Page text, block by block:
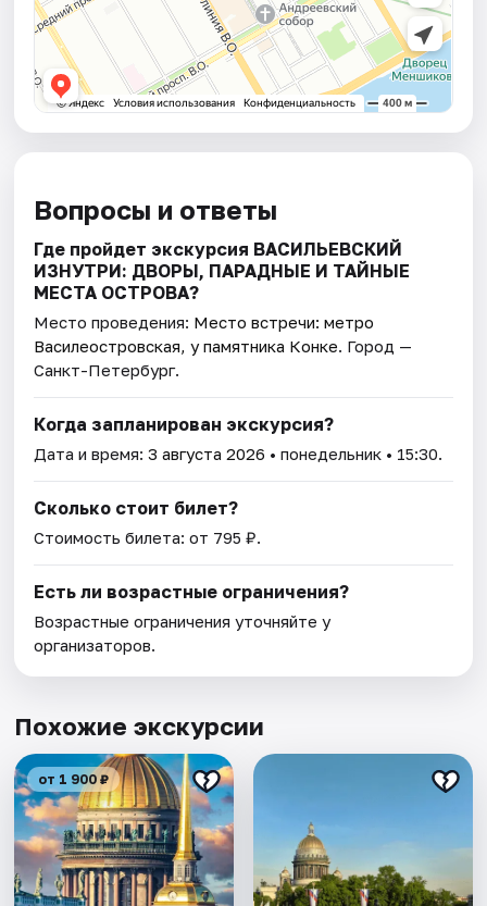
Вопросы и ответы
Где пройдет экскурсия ВАСИЛЬЕВСКИЙ
ИЗНУТРИ: ДВОРЫ, ПАРАДНЫЕ И ТАЙНЫЕ
МЕСТА ОСТРОВА?
Место проведения: Место встречи: метро
Василеостровская, у памятника Конке. Город —
Санкт-Петербург.
Когда запланирован экскурсия?
Дата и время:3 августа 2026 • понедельник • 15:30.
Сколько стоит билет?
Стоимость билета: от 795 ₽.
Есть ли возрастные ограничения?
Возрастные ограничения уточняйте у
организаторов.
Похожие экскурсии
от 1 900 ₽